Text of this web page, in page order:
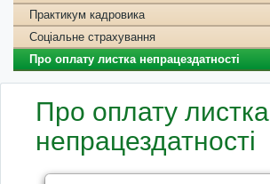
Практикум кадровика
Соціальне страхування
Про оплату листка непрацездатності
Про оплату листка
непрацездатності